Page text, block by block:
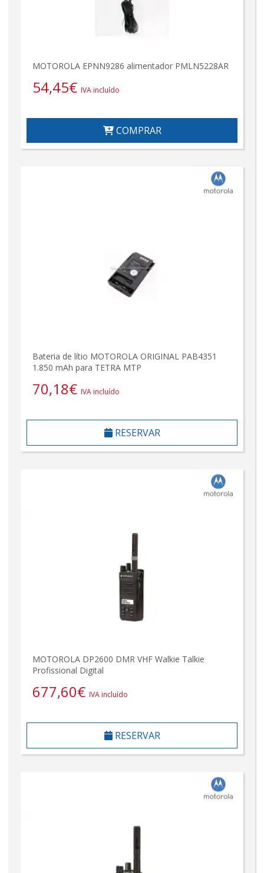
MOTOROLA EPNN9286 alimentador PMLN5228AR
54,45€ IVA incluído
COMPRAR
Bateria de lítio MOTOROLA ORIGINAL PAB4351
1.850 mAh para TETRA MTP
70,18€ IVA incluído
RESERVAR
MOTOROLA DP2600 DMR VHF Walkie Talkie
Profissional Digital
677,60€ IVA incluído
RESERVAR